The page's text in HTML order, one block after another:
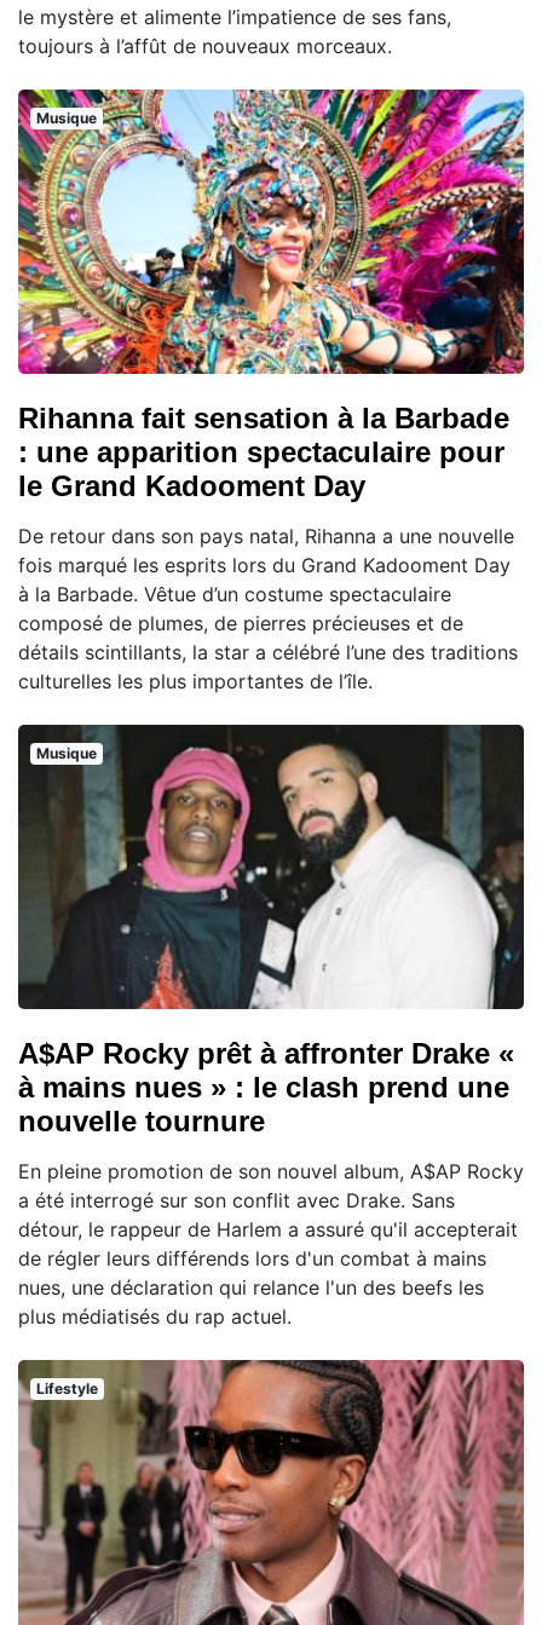
le mystère et alimente l’impatience de ses fans,
toujours à l’affût de nouveaux morceaux.
Musique
Rihanna fait sensation à la Barbade
: une apparition spectaculaire pour
le Grand Kadooment Day
De retour dans son pays natal, Rihanna a une nouvelle
fois marqué les esprits lors du Grand Kadooment Day
à la Barbade. Vêtue d’un costume spectaculaire
composé de plumes, de pierres précieuses et de
détails scintillants, la star a célébré l’une des traditions
culturelles les plus importantes de l’île.
Musique
A$AP Rocky prêt à affronter Drake «
à mains nues » : le clash prend une
nouvelle tournure
En pleine promotion de son nouvel album, A$AP Rocky
a été interrogé sur son conflit avec Drake. Sans
détour, le rappeur de Harlem a assuré qu'il accepterait
de régler leurs différends lors d'un combat à mains
nues, une déclaration qui relance l'un des beefs les
plus médiatisés du rap actuel.
Lifestyle